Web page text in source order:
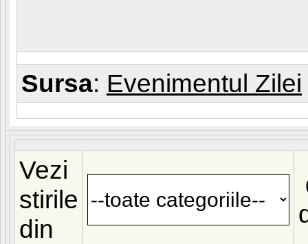
Sursa: Evenimentul Zilei
Vezi
stirile
din